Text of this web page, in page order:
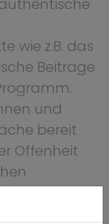
wie z.B. das
Beiträge
und
bereit
Offenheit
als